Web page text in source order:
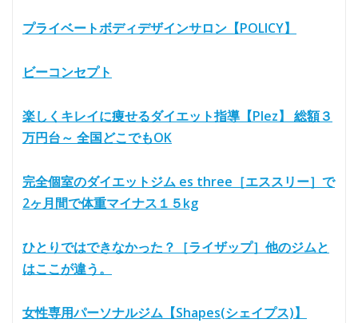
プライベートボディデザインサロン【POLICY】
ビーコンセプト
楽しくキレイに痩せるダイエット指導【Plez】 総額３
万円台～ 全国どこでもOK
完全個室のダイエットジム es three［エススリー］で
2ヶ月間で体重マイナス１５kg
ひとりではできなかった？［ライザップ］他のジムと
はここが違う。
女性専用パーソナルジム【Shapes(シェイプス)】